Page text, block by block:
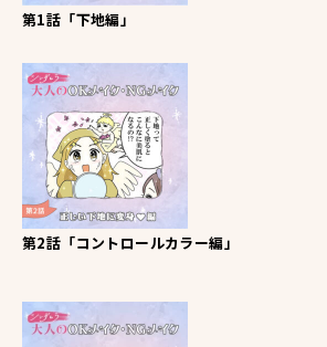
第1話「下地編」
第2話「コントロールカラー編」